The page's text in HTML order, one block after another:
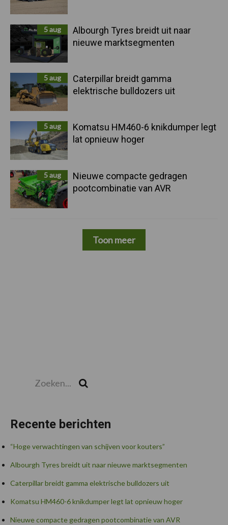
5 aug
Albourgh Tyres breidt uit naar
nieuwe marktsegmenten
5 aug
Caterpillar breidt gamma
elektrische bulldozers uit
5 aug
Komatsu HM460-6 knikdumper legt
lat opnieuw hoger
5 aug
Nieuwe compacte gedragen
pootcombinatie van AVR
Toon meer
Recente berichten
“Hoge verwachtingen van schijven voor kouters”
Albourgh Tyres breidt uit naar nieuwe marktsegmenten
Caterpillar breidt gamma elektrische bulldozers uit
Komatsu HM460-6 knikdumper legt lat opnieuw hoger
Nieuwe compacte gedragen pootcombinatie van AVR